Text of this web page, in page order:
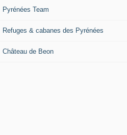
Pyrénées Team
Refuges & cabanes des Pyrénées
Château de Beon